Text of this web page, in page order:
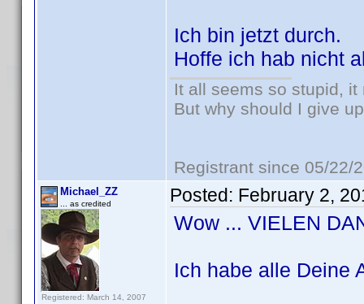
Ich bin jetzt durch.
Hoffe ich hab nicht
It all seems so stupid,
But why should I give
Registrant since 05/22/
Michael_ZZ
... as credited
Registered: March 14, 2007
Posted: February 2,
Wow ... VIELEN
Ich habe alle Deine